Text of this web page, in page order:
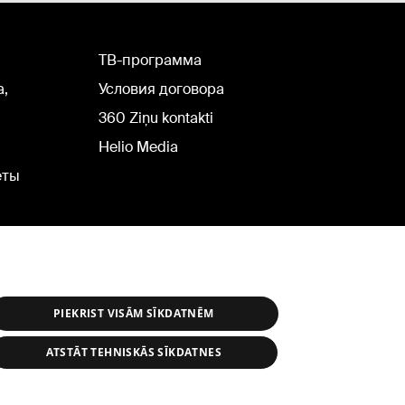
TВ-программа
Условия договора
360 Ziņu kontakti
Helio Media
PIEKRIST VISĀM SĪKDATNĒM
ATSTĀT TEHNISKĀS SĪKDATNES